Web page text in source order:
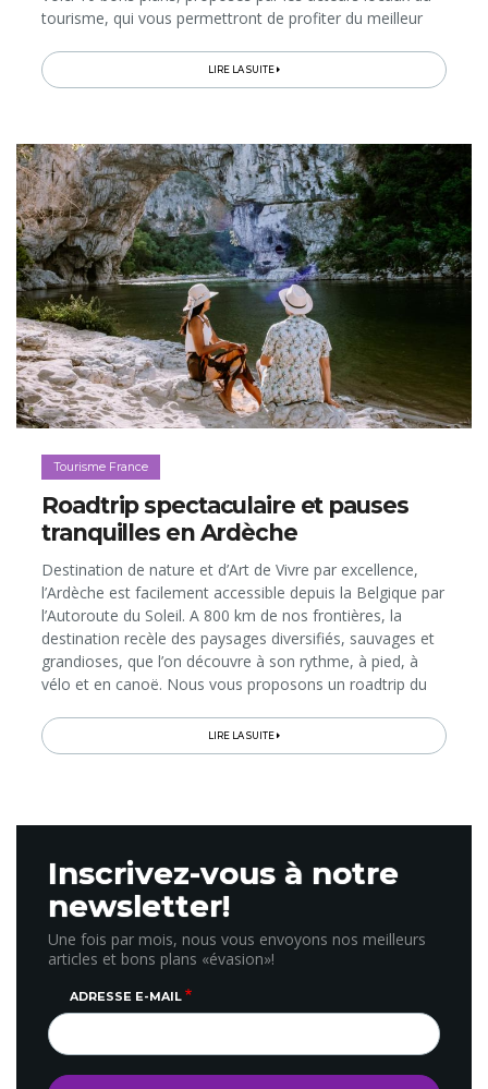
tourisme, qui vous permettront de profiter du meilleur
LIRE LA SUITE
Tourisme France
Roadtrip spectaculaire et pauses
tranquilles en Ardèche
Destination de nature et d’Art de Vivre par excellence,
l’Ardèche est facilement accessible depuis la Belgique par
l’Autoroute du Soleil. A 800 km de nos frontières, la
destination recèle des paysages diversifiés, sauvages et
grandioses, que l’on découvre à son rythme, à pied, à
vélo et en canoë. Nous vous proposons un roadtrip du
département...
LIRE LA SUITE
Inscrivez-vous à notre
newsletter!
Une fois par mois, nous vous envoyons nos meilleurs
articles et bons plans «évasion»!
ADRESSE E-MAIL